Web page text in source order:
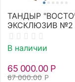
ТАНДЫР
ЭКСКЛЮЗИВ №2
В наличии
67 000.00 Р
65 000.00 Р